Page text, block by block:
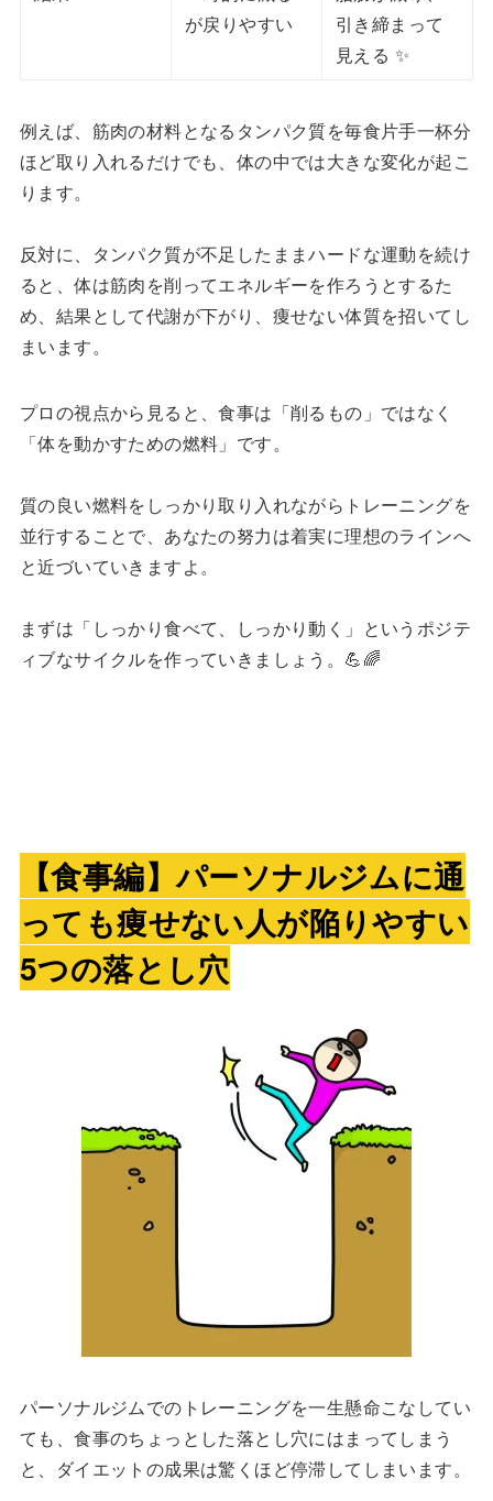
が戻りやすい
引き締まって
見える ✨
例えば、筋肉の材料となるタンパク質を毎食片手一杯分
ほど取り入れるだけでも、体の中では大きな変化が起こ
ります。
反対に、タンパク質が不足したままハードな運動を続け
ると、体は筋肉を削ってエネルギーを作ろうとするた
め、結果として代謝が下がり、痩せない体質を招いてし
まいます。
プロの視点から見ると、食事は「削るもの」ではなく
「体を動かすための燃料」です。
質の良い燃料をしっかり取り入れながらトレーニングを
並行することで、あなたの努力は着実に理想のラインへ
と近づいていきますよ。
まずは「しっかり食べて、しっかり動く」というポジテ
ィブなサイクルを作っていきましょう。💪🌈
【食事編】パーソナルジムに通
っても痩せない人が陥りやすい
5つの落とし穴
パーソナルジムでのトレーニングを一生懸命こなしてい
ても、食事のちょっとした落とし穴にはまってしまう
と、ダイエットの成果は驚くほど停滞してしまいます。